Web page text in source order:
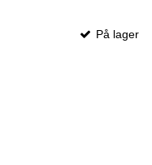
På lager